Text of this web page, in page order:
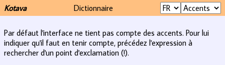
Kotava Dictionnaire
Par défaut l'interface ne tient pas compte des accents. Pour lui
indiquer qu'il faut en tenir compte, précédez l'expression à
rechercher d'un point d'exclamation (!).